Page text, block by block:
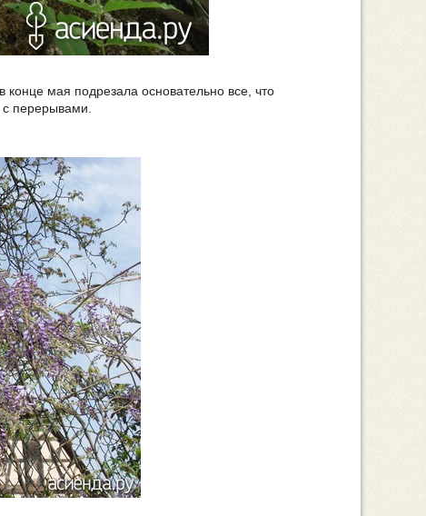
мая подрезала основательно все, что
перерывами.